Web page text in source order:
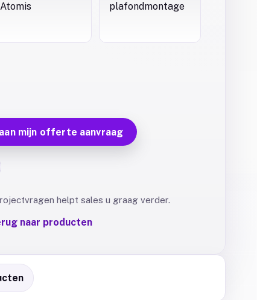
Atomis plafondmontage
mijn offerte aanvraag
helpt sales u graag verder.
naar producten